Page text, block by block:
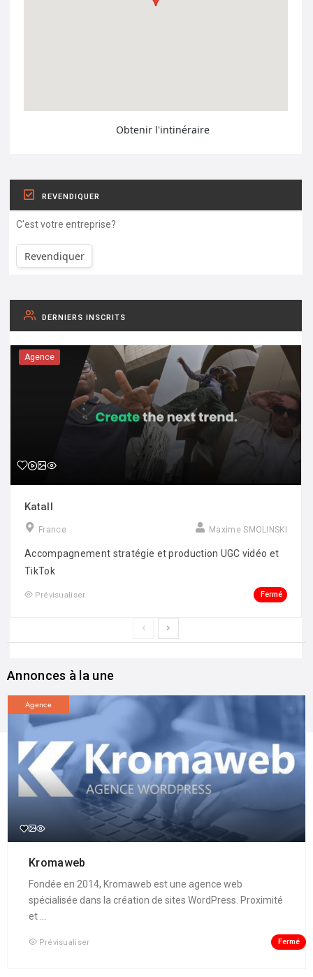
Obtenir l'intinéraire
REVENDIQUER
C'est votre entreprise?
Revendiquer
DERNIERS INSCRITS
Agence
Katall
France Maxime SMOLINSKI
Accompagnement stratégie et production UGC vidéo et
TikTok
Prévisualiser Fermé
Annonces à la une
Agence
Kromaweb
Fondée en 2014, Kromaweb est une agence web
spécialisée dans la création de sites WordPress. Proximité
et ...
Prévisualiser Fermé